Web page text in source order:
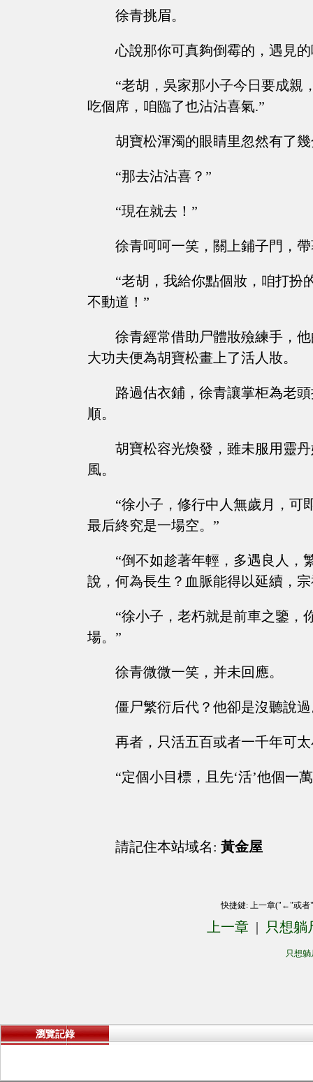
徐青挑眉。
心說那你可真夠倒霉的，遇見
“老胡，吳家那小子今日要成親
吃個席，咱臨了也沾沾喜氣.”
胡寶松渾濁的眼睛里忽然有了
“那去沾沾喜？”
“現在就去！”
徐青呵呵一笑，關上鋪子門，
“老胡，我給你點個妝，咱打扮
不動道！”
徐青經常借助尸體妝殮練手，
大功夫便為胡寶松畫上了活人妝。
路過估衣鋪，徐青讓掌柜為老
順。
胡寶松容光煥發，雖未服用靈
風。
“徐小子，修行中人無歲月，可
最后終究是一場空。”
“倒不如趁著年輕，多遇良人，
說，何為長生？血脈能得以延續，
“徐小子，老朽就是前車之鑒，
場。”
徐青微微一笑，并未回應。
僵尸繁衍后代？他卻是沒聽說
再者，只活五百或者一千年可
“定個小目標，且先‘活’他個一
請記住本站域名: 黃金屋
快捷鍵: 上一章("←"或
上一章 | 只想躺
只想
瀏覽記錄